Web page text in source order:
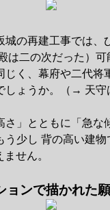
の再建工事では
二の次だった）
く、幕府や二代
しょうか。（→ 天守
」とともに「急
少し 背の高い建
せん。
ンで描かれた